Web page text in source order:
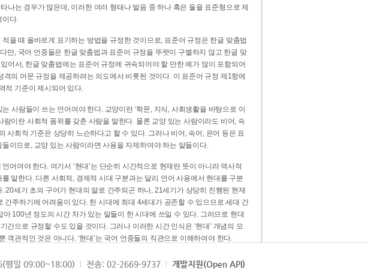
나는 경우가 많은데, 이러한 여러 형태나 발음 중 하나 혹은 둘을 표준형으로 제
이다.
을 때 올바르게 표기하는 방법을 규정한 것이므로, 표준어 규정은 한글 맞춤법
만, 국어 언중들은 한글 맞춤법과 표준어 규정을 뚜렷이 구별하지 않고 한글 맞
어서, 한글 맞춤법에는 표준어 규정에 귀속되어야 할 만한 예가 많이 포함되어
의 어문 규정을 제공하려는 의도에서 비롯된 것이다. 이 표준어 규정 제1항에
적 기준이 제시되어 있다.
사람들이 쓰는 언어여야 한다. 교양이란 ‘학문, 지식, 사회생활을 바탕으로 이
람이란 사회적 품위를 갖춘 사람을 말한다. 물론 교양 있는 사람이라도 비어, 속
사회적 기준은 상당히 느슨하다고 할 수 있다. 그러나 비어, 속어, 은어 등은 표
이므로, 교양 있는 사람이라면 사용을 자제하여야 하는 말들이다.
어여야 한다. 여기서 ‘현대’는 단순히 시간적으로 현재란 뜻이 아니라 역사적
말한다. 다른 사회적, 경제적 시대 구분과는 달리 언어 사용에서 현대를 구분
20세기 초의 구어가 현대의 말로 간주되곤 하나, 21세기가 상당히 진행된 현재
간주하기에 어려움이 있다. 한 시대에 최대 4세대가 공존할 수 있으므로 세대 간
100년 정도의 시간 차가 있는 말들이 한 시대에 쓰일 수 있다. 그러므로 현대
간으로 규정할 수도 있을 것이다. 그러나 이러한 시간 인식은 ‘현대’ 개념의 모
객관적인 것은 아니다. ‘현대’는 국어 언중들의 직관으로 이해하여야 한다.
어야 한다. 이는 표준어의 공용어적 성격을 가장 크게 드러내 주는 기준이다.
평일 09:00~18:00) 전송: 02-2669-9737 개발지원(Open API)